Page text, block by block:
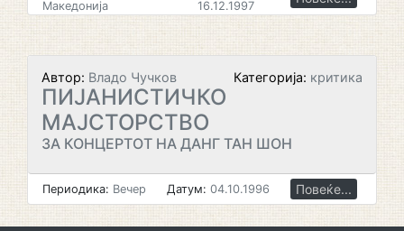
Македонија
16.12.1997
Автор: Владо Чучков Категорија: критика
ПИЈАНИСТИЧКО
МАЈСТОРСТВО
ЗА КОНЦЕРТОТ НА ДАНГ ТАН ШОН
Периодика: Вечер Датум: 04.10.1996 Повеќе...